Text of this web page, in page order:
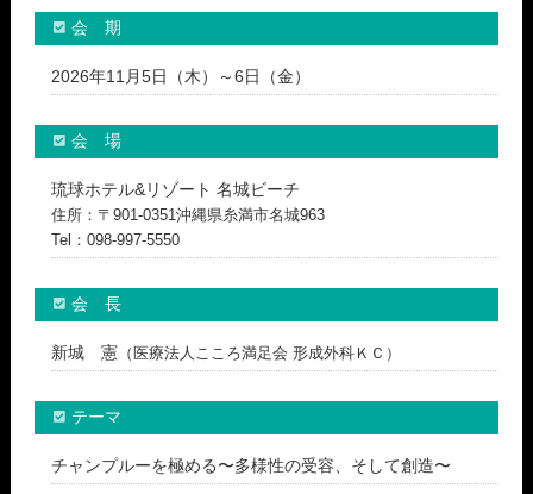
会 期
2026年11月5日（木）～6日（金）
会 場
琉球ホテル&リゾート 名城ビーチ
住所：〒901-0351沖縄県糸満市名城963
Tel：098-997-5550
会 長
新城 憲（医療法人こころ満足会 形成外科ＫＣ）
テーマ
チャンプルーを極める〜多様性の受容、そして創造〜